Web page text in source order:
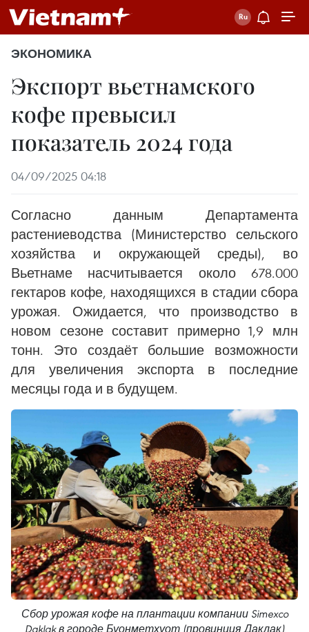
ЭКОНОМИКА
Экспорт вьетнамского
кофе превысил
показатель 2024 года
04/09/2025 04:18
Согласно данным Департамента
растениеводства (Министерство сельского
хозяйства и окружающей среды), во
Вьетнаме насчитывается около 678.000
гектаров кофе, находящихся в стадии сбора
урожая. Ожидается, что производство в
новом сезоне составит примерно 1,9 млн
тонн. Это создаёт большие возможности
для увеличения экспорта в последние
месяцы года и в будущем.
Сбор урожая кофе на плантации компании Simexco
Daklak в городе Буонметхуот (провинция Даклак)